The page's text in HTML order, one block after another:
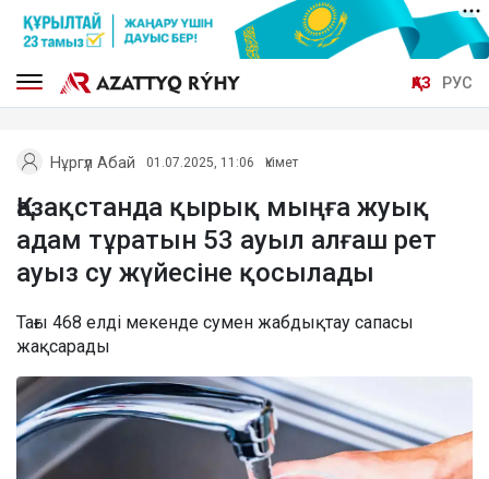
ҚАЗ РУС
Нұргүл Абай 01.07.2025, 11:06 Үкімет
Қазақстанда қырық мыңға жуық
адам тұратын 53 ауыл алғаш рет
ауыз су жүйесіне қосылады
Тағы 468 елді мекенде сумен жабдықтау сапасы
жақсарады